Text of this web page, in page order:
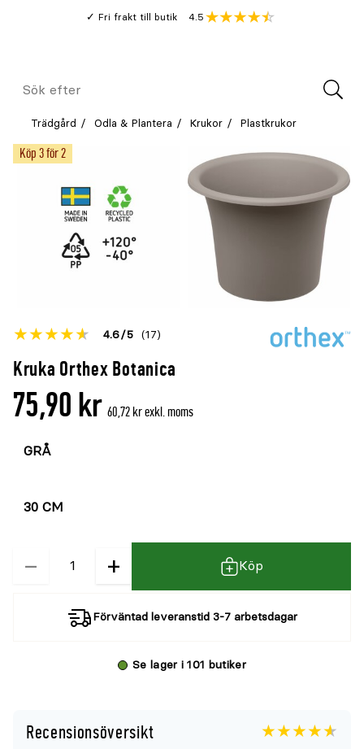
Fri frakt till butik
Genomsnitt
4.5
Meny
Sök
Trädgård Odla & Plantera Krukor Plastkrukor
Kruka Orthex Botanica
Betyget
denna
4.6 5 (17)
Öppna
75,90 kr 60,72 kr exkl. moms
−
Kvantitet + Köp
Förväntad leveranstid 3-7 arbetsdagar
Se lager i 101 butiker
Recensionsöversikt
Betyget
4.6
5
Köp 3 för 2